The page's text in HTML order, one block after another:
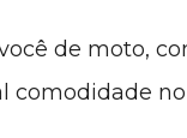
de moto,
comodidade